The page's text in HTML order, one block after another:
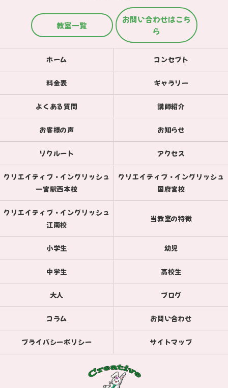
教室一覧
お問い合わせはこち
ら
ホーム コンセプト
料金表 ギャラリー
よくある質問 講師紹介
お客様の声 お知らせ
リクルート アクセス
クリエイティブ・イングリッシュ
一宮駅西本校
クリエイティブ・イングリッシュ
国府宮校
クリエイティブ・イングリッシュ
江南校
当教室の特徴
小学生 幼児
中学生 高校生
大人 ブログ
コラム お問い合わせ
プライバシーポリシー サイトマップ